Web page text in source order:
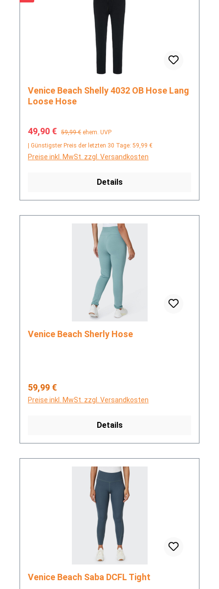
Venice Beach Shelly 4032 OB Hose Lang
Loose Hose
Verkaufspreis:
49,90 € Regulärer Preis:
59,99 € ehem. UVP
| Günstigster Preis der letzten 30 Tage: 59,99 €
Preise inkl. MwSt. zzgl. Versandkosten
Details
Venice Beach Sherly Hose
Regulärer Preis:
59,99 €
Preise inkl. MwSt. zzgl. Versandkosten
Details
Venice Beach Saba DCFL Tight